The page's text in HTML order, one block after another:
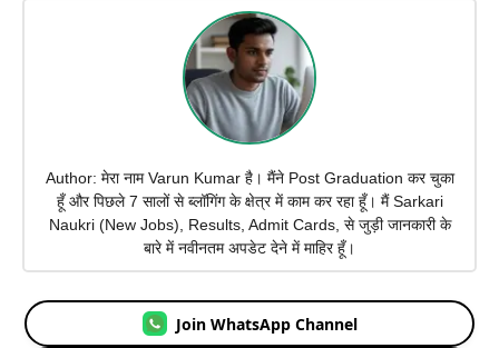
Author: मेरा नाम Varun Kumar है। मैंने Post Graduation कर चुका
हूँ और पिछले 7 सालों से ब्लॉगिंग के क्षेत्र में काम कर रहा हूँ। मैं Sarkari
Naukri (New Jobs), Results, Admit Cards, से जुड़ी जानकारी के
बारे में नवीनतम अपडेट देने में माहिर हूँ।
Join WhatsApp Channel